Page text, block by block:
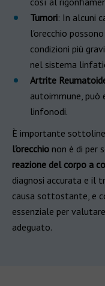
Tumori: In alcuni
l'orecchio
condizioni più
nel sistema
Artrite
autoimmune, può
linfonodi.
È importante
l'orecchio non è di per
reazione del corpo a
diagnosi accurata e il
causa sottostante, e
essenziale per
adeguato.